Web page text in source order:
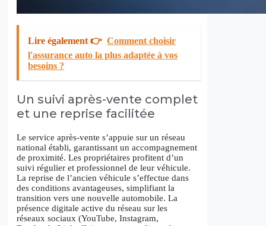
Lire également 👉 Comment choisir
l'assurance auto la plus adaptée à vos
besoins ?
Un suivi après-vente complet
et une reprise facilitée
Le service après-vente s’appuie sur un réseau
national établi, garantissant un accompagnement
de proximité. Les propriétaires profitent d’un
suivi régulier et professionnel de leur véhicule.
La reprise de l’ancien véhicule s’effectue dans
des conditions avantageuses, simplifiant la
transition vers une nouvelle automobile. La
présence digitale active du réseau sur les
réseaux sociaux (YouTube, Instagram,